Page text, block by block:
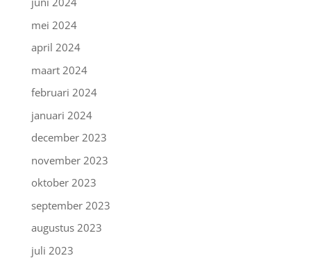
mei 2024
april 2024
maart 2024
februari 2024
januari 2024
december 2023
november 2023
oktober 2023
september 2023
augustus 2023
juli 2023